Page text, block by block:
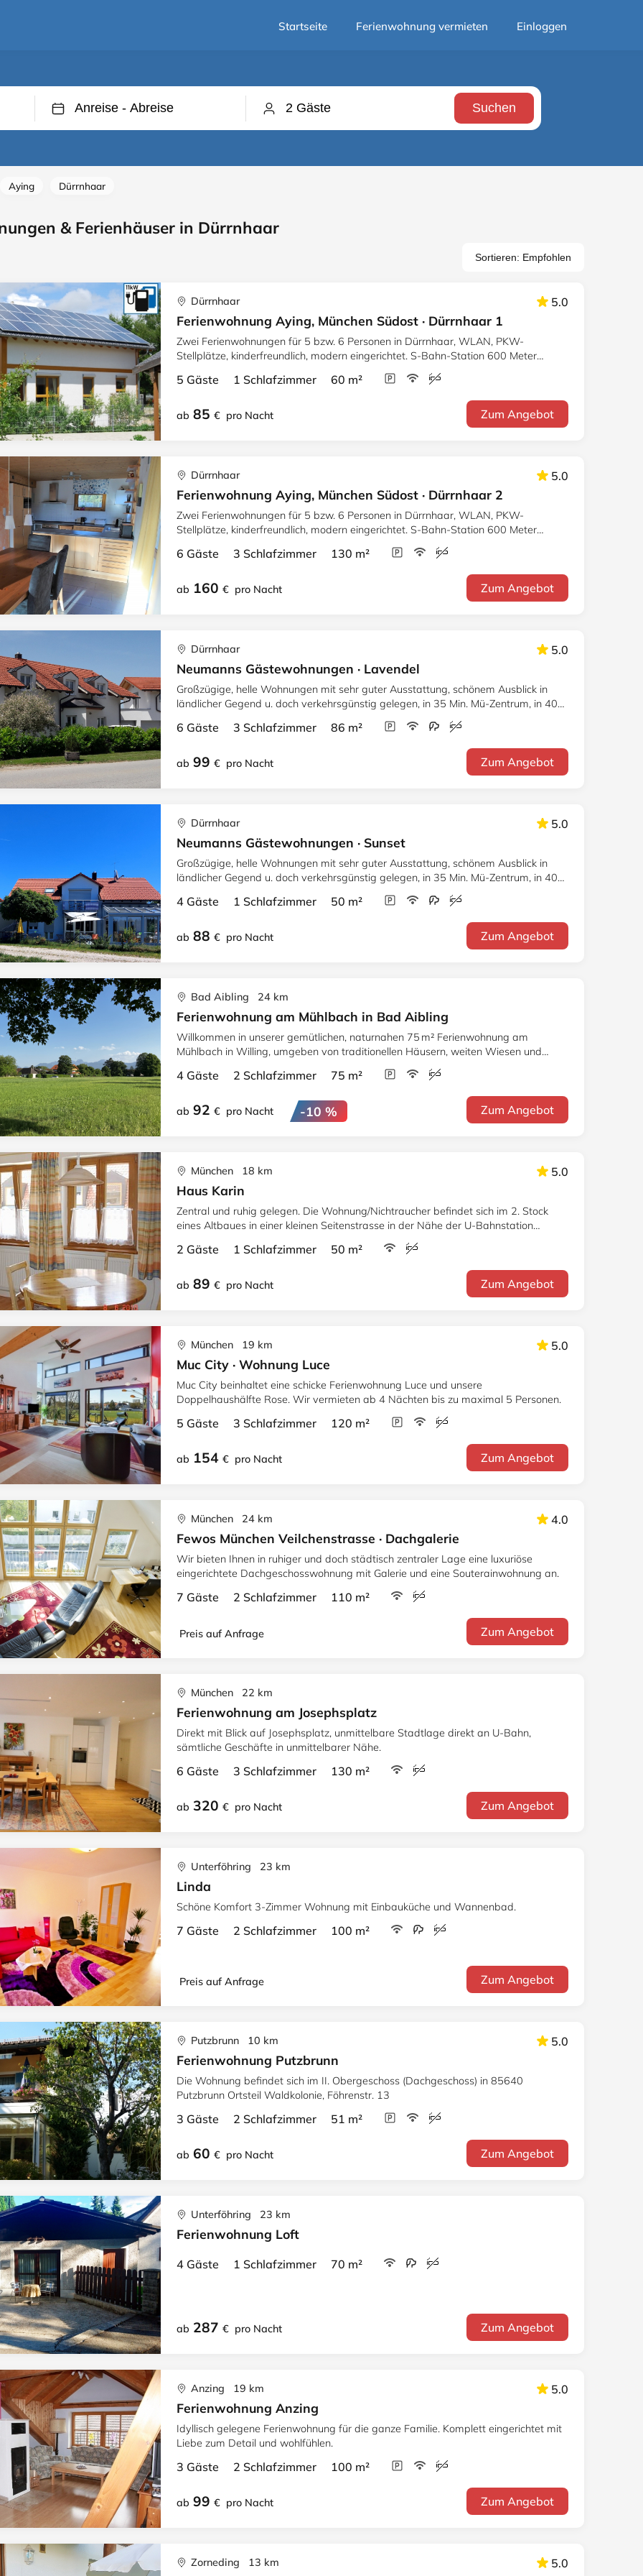
Startseite Ferienwohnung vermieten Einloggen
Suchen
Aying Dürrnhaar
& Ferienhäuser in Dürrnhaar
Sortieren: Empfohlen
Dürrnhaar 5.0
Ferienwohnung Aying, München Südost · Dürrnhaar 1
Zwei Ferienwohnungen für 5 bzw. 6 Personen in Dürrnhaar, WLAN, PKW-
Stellplätze, kinderfreundlich, modern eingerichtet. S-Bahn-Station 600 Meter
5 Gäste 1 Schlafzimmer 60 m²
ab 85 € pro Nacht Zum Angebot
Dürrnhaar 5.0
Ferienwohnung Aying, München Südost · Dürrnhaar 2
Zwei Ferienwohnungen für 5 bzw. 6 Personen in Dürrnhaar, WLAN, PKW-
Stellplätze, kinderfreundlich, modern eingerichtet. S-Bahn-Station 600 Meter
6 Gäste 3 Schlafzimmer 130 m²
ab 160 € pro Nacht Zum Angebot
Dürrnhaar 5.0
Neumanns Gästewohnungen · Lavendel
Großzügige, helle Wohnungen mit sehr guter Ausstattung, schönem Ausblick in
ländlicher Gegend u. doch verkehrsgünstig gelegen, in 35 Min. Mü-Zentrum, in 40
6 Gäste 3 Schlafzimmer 86 m²
ab 99 € pro Nacht Zum Angebot
Dürrnhaar 5.0
Neumanns Gästewohnungen · Sunset
Großzügige, helle Wohnungen mit sehr guter Ausstattung, schönem Ausblick in
ländlicher Gegend u. doch verkehrsgünstig gelegen, in 35 Min. Mü-Zentrum, in 40
4 Gäste 1 Schlafzimmer 50 m²
ab 88 € pro Nacht Zum Angebot
-10 %
Bad Aibling 24 km
Ferienwohnung am Mühlbach in Bad Aibling
Willkommen in unserer gemütlichen, naturnahen 75 m² Ferienwohnung am
Mühlbach in Willing, umgeben von traditionellen Häusern, weiten Wiesen und
4 Gäste 2 Schlafzimmer 75 m²
ab 92 € pro Nacht Zum Angebot
München 18 km 5.0
Haus Karin
Zentral und ruhig gelegen. Die Wohnung/Nichtraucher befindet sich im 2. Stock
eines Altbaues in einer kleinen Seitenstrasse in der Nähe der U-Bahnstation
2 Gäste 1 Schlafzimmer 50 m²
ab 89 € pro Nacht Zum Angebot
München 19 km 5.0
Muc City · Wohnung Luce
Muc City beinhaltet eine schicke Ferienwohnung Luce und unsere
Doppelhaushälfte Rose. Wir vermieten ab 4 Nächten bis zu maximal 5 Personen.
5 Gäste 3 Schlafzimmer 120 m²
ab 154 € pro Nacht Zum Angebot
München 24 km 4.0
Fewos München Veilchenstrasse · Dachgalerie
Wir bieten Ihnen in ruhiger und doch städtisch zentraler Lage eine luxuriöse
eingerichtete Dachgeschosswohnung mit Galerie und eine Souterainwohnung an.
7 Gäste 2 Schlafzimmer 110 m²
Preis auf Anfrage Zum Angebot
München 22 km
Ferienwohnung am Josephsplatz
Direkt mit Blick auf Josephsplatz, unmittelbare Stadtlage direkt an U-Bahn,
sämtliche Geschäfte in unmittelbarer Nähe.
6 Gäste 3 Schlafzimmer 130 m²
ab 320 € pro Nacht Zum Angebot
Unterföhring 23 km
Linda
Schöne Komfort 3-Zimmer Wohnung mit Einbauküche und Wannenbad.
7 Gäste 2 Schlafzimmer 100 m²
Preis auf Anfrage Zum Angebot
Putzbrunn 10 km 5.0
Ferienwohnung Putzbrunn
Die Wohnung befindet sich im II. Obergeschoss (Dachgeschoss) in 85640
Putzbrunn Ortsteil Waldkolonie, Föhrenstr. 13
3 Gäste 2 Schlafzimmer 51 m²
ab 60 € pro Nacht Zum Angebot
Unterföhring 23 km
Ferienwohnung Loft
4 Gäste 1 Schlafzimmer 70 m²
ab 287 € pro Nacht Zum Angebot
Anzing 19 km 5.0
Ferienwohnung Anzing
Idyllisch gelegene Ferienwohnung für die ganze Familie. Komplett eingerichtet mit
Liebe zum Detail und wohlfühlen.
3 Gäste 2 Schlafzimmer 100 m²
ab 99 € pro Nacht Zum Angebot
Zorneding 13 km 5.0